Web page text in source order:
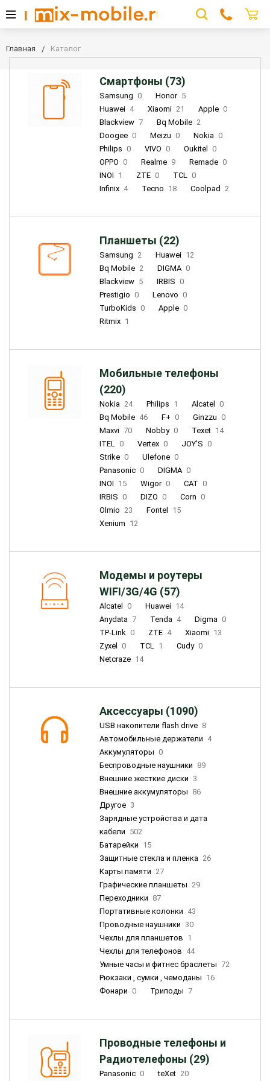
Главная Каталог
Смартфоны (73)
Samsung 0 Honor 5
Huawei 4 Xiaomi 21 Apple 0
Blackview 7 Bq Mobile 2
Doogee 0 Meizu 0 Nokia 0
Philips 0 VIVO 0 Oukitel
0
OPPO 0 Realme 9 Remade 0
INOI 1 ZTE 0 TCL 0
Infinix 4 Tecno 18 Coolpad 2
Планшеты (22)
Samsung 2 Huawei 12
Bq Mobile 2 DIGMA 0
Blackview 5 IRBIS 0
Prestigio 0 Lenovo 0
TurboKids 0 Apple 0
Ritmix 1
Мобильные телефоны
(220)
Nokia 24 Philips 1 Alcatel
0
Bq Mobile 46 F+ 0 Ginzzu 0
Maxvi 70 Nobby 0 Texet 14
ITEL 0 Vertex 0 JOY'S 0
Strike 0 Ulefone 0
Panasonic 0 DIGMA 0
INOI 15 Wigor 0 CAT 0
IRBIS 0 DIZO 0 Corn 0
Olmio 23 Fontel
15
Xenium 12
Модемы и роутеры
WIFI/3G/4G (57)
Alcatel 0 Huawei 14
Anydata 7 Tenda 4 Digma 0
TP-Link 0 ZTE 4 Xiaomi 13
Zyxel
0 TCL 1 Cudy 0
Netcraze 14
Аксессуары (1090)
USB накопители flash drive 8
Автомобильные держатели 4
Аккумуляторы 0
Беспроводные наушники 89
Внешние жесткие диски 3
Внешние аккумуляторы 86
Другое 3
Зарядные устройства и дата
кабели 502
Батарейки 15
Защитные стекла и пленка 26
Карты памяти 27
Графические планшеты 29
Переходники 87
Портативные колонки 43
Проводные наушники 30
Чехлы для планшетов 1
Чехлы для телефонов 44
Умные часы и фитнес браслеты 72
Рюкзаки , сумки , чемоданы 16
Фонари 0 Триподы 7
Проводные телефоны и
Радиотелефоны (29)
Panasonic 0 teXet 20